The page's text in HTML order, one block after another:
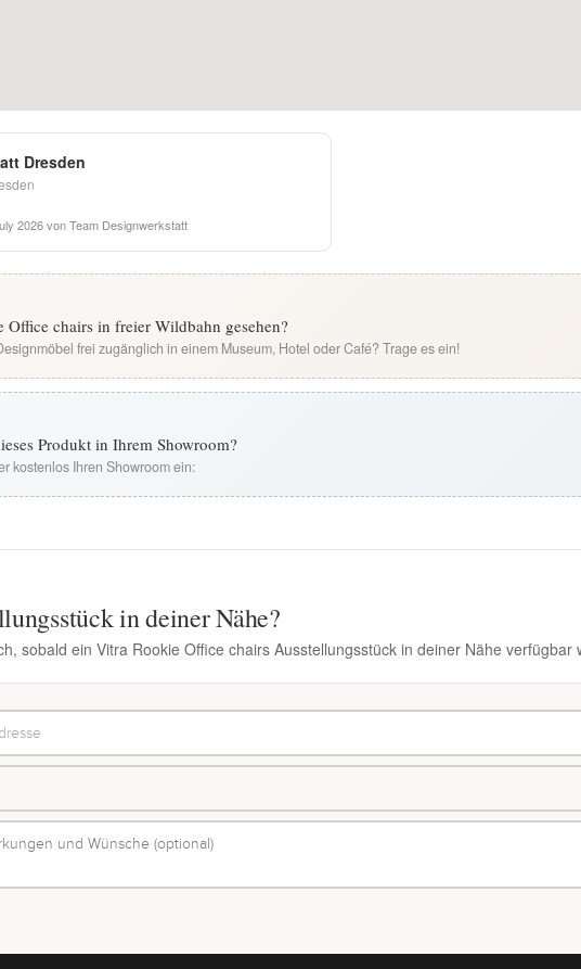
Dresden
2026von Team Designwerkstatt
Office chairs in freier Wildbahn gesehen?
frei zugänglich in einem Museum, Hotel oder Café? Trage es ein!
Produkt in Ihrem Showroom?
kostenlos Ihren Showroom ein:
in deiner Nähe?
sobald ein Vitra Rookie Office chairs Ausstellungsstück in deiner Nähe verfügbar